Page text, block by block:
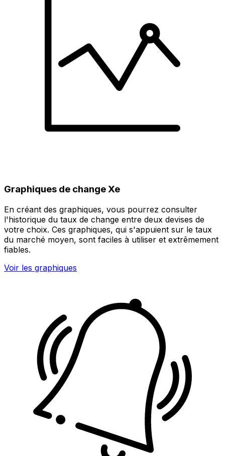
Graphiques de change Xe
En créant des graphiques, vous pourrez consulter
l'historique du taux de change entre deux devises de
votre choix. Ces graphiques, qui s'appuient sur le taux
du marché moyen, sont faciles à utiliser et extrêmement
fiables.
Voir les graphiques